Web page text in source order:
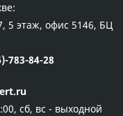
5 этаж, офис 5146, БЦ
783-84-28
сб, вс - выходной